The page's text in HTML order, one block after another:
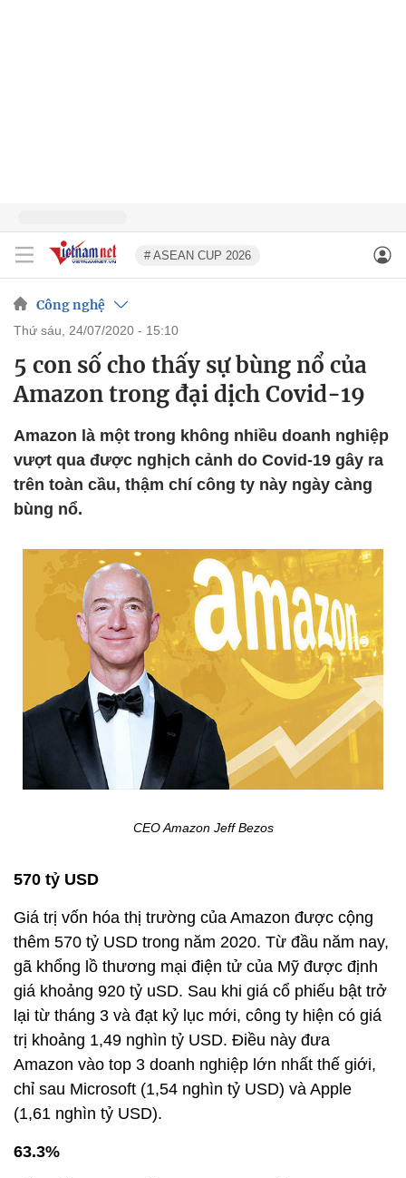
# ASEAN CUP 2026
Công nghệ
thứ sáu, 24/07/2020 - 15:10
5 con số cho thấy sự bùng nổ của
Amazon trong đại dịch Covid-19
Amazon là một trong không nhiều doanh nghiệp
vượt qua được nghịch cảnh do Covid-19 gây ra
trên toàn cầu, thậm chí công ty này ngày càng
bùng nổ.
CEO Amazon Jeff Bezos
570 tỷ USD
Giá trị vốn hóa thị trường của Amazon được cộng
thêm 570 tỷ USD trong năm 2020. Từ đầu năm nay,
gã khổng lồ thương mại điện tử của Mỹ được định
giá khoảng 920 tỷ uSD. Sau khi giá cổ phiếu bật trở
lại từ tháng 3 và đạt kỷ lục mới, công ty hiện có giá
trị khoảng 1,49 nghìn tỷ USD. Điều này đưa
Amazon vào top 3 doanh nghiệp lớn nhất thế giới,
chỉ sau Microsoft (1,54 nghìn tỷ USD) và Apple
(1,61 nghìn tỷ USD).
63.3%